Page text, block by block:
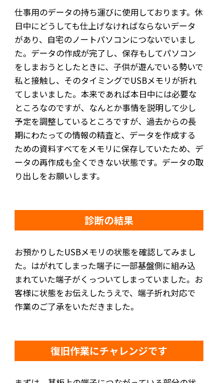
仕事用のデータの持ち運びに使用しております。休
日中にどうしても仕上げなければならないデータ
があり、自宅のノートパソコンにつないでいまし
た。データの作成が完了し、保存もしてパソコン
をしまおうとしたときに、子供が遊んでいる勢いで
私と接触し、そのタイミングでUSBメモリが折れ
てしまいました。本来であれば本日中には必要な
ところなのですが、なんとか事情を説明して少し
予定を調整しているところですが、過去からの長
期にわたっての情報の精査と、データを作成する
ための資料すべてをメモリに保存していたため、デ
ータの再作成も全くできない状態です。データの取
り出しをお願いします。
診断の結果
お預かりしたUSBメモリの状態を確認してみまし
た。はがれてしまった端子に一部基盤側に組み込
まれていた端子がくっついてしまっていました。お
客様に状態をお伝えしたうえで、端子折れ対応で
作業のご了承をいただきました。
復旧作業にチャレンジです